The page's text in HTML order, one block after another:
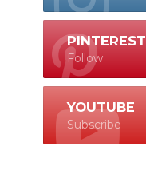
PINTEREST
Follow
YOUTUBE
Subscribe